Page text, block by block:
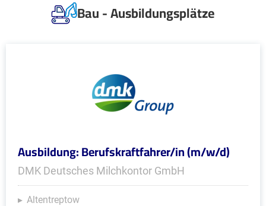
Bau - Ausbildungsplätze
Ausbildung: Berufskraftfahrer/in (m/w/d)
DMK Deutsches Milchkontor GmbH
Altentreptow